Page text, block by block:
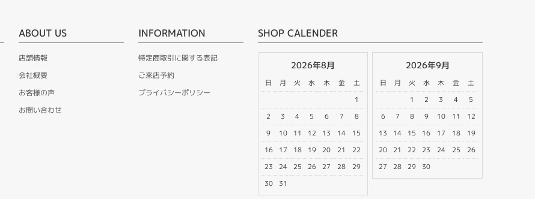
ABOUT US
店舗情報
会社概要
お客様の声
お問い合わせ
INFORMATION
特定商取引に関する表記
ご来店予約
プライバシーポリシー
SHOP CALENDER
2026年8月
日 月 火 水 木 金
土
1
2
3 4 5 6 7
8
9
10 11 12 13 14
15
16
17 18 19 20 21
22
23
24 25 26 27 28
29
30
31
2026年9月
日 月 火 水 木 金
土
1
2 3 4
5
6
7 8 9 10 11
12
13
14 15 16 17 18
19
20
21 22 23 24 25
26
27
28 29 30